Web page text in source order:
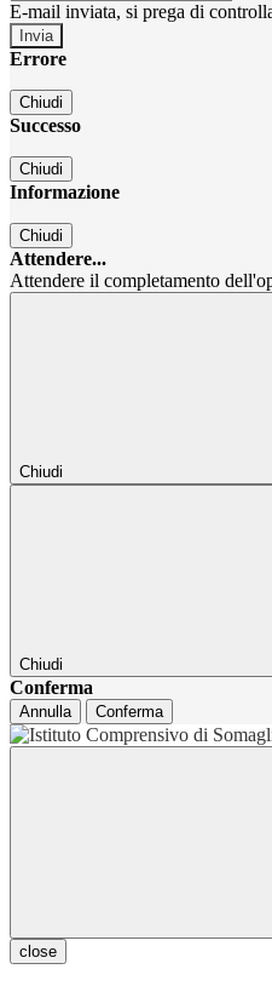
E-mail inviata, si prega di
Errore
Chiudi
Successo
Chiudi
Informazione
Chiudi
Attendere...
Attendere il completamento
Chiudi
Chiudi
Conferma
Annulla Conferma
close